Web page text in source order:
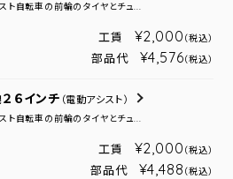
ト自転車の前輪のタイヤとチュ...
工賃 ¥2,000 （税込）
部品代 ¥4,576（税込）
６インチ （電動アシスト）
ト自転車の前輪のタイヤとチュ...
工賃 ¥2,000 （税込）
部品代 ¥4,488 （税込）